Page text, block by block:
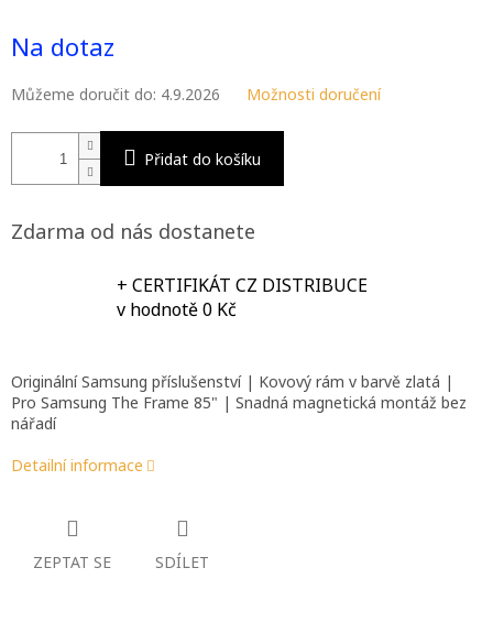
cena:
Na dotaz
Můžeme doručit do: 4.9.2026 Možnosti doručení
Přidat do košíku
Zdarma od nás dostanete
+ CERTIFIKÁT CZ DISTRIBUCE
v hodnotě 0 Kč
Originální Samsung příslušenství | Kovový rám v barvě zlatá |
Pro Samsung The Frame 85" | Snadná magnetická montáž bez
nářadí
Detailní informace
ZEPTAT SE SDÍLET